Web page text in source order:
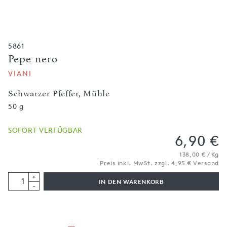
5861
Pepe nero
Schwarzer Pfeffer, Mühle
VIANI
50 g
SOFORT VERFÜGBAR
6,90 €
138,00 € / Kg
Preis inkl. MwSt. zzgl. 4,95 € Versand
+
-
IN DEN WARENKORB